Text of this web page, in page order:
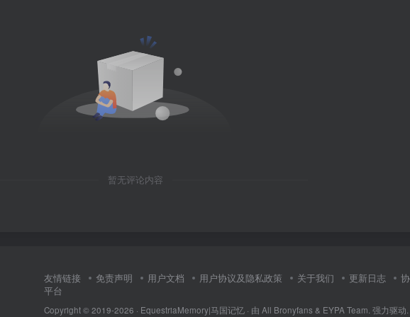
暂无评论内容
友情链接 免责声明 用户文档 用户协议及隐私政策 关于我们 更新日志
平台
Copyright © 2019-2026 · EquestriaMemory|马国记忆 · 由 All Bronyfans & EYPA Team. 强力驱动.